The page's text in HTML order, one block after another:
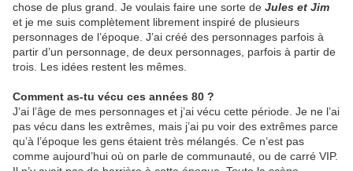
chose de plus grand. Je voulais faire une sorte de Jules et Jim
et je me suis complètement librement inspiré de plusieurs
personnages de l’époque. J’ai créé des personnages parfois à
partir d’un personnage, de deux personnages, parfois à partir de
trois. Les idées restent les mêmes.
Comment as-tu vécu ces années 80 ?
J’ai l’âge de mes personnages et j’ai vécu cette période. Je ne l’ai
pas vécu dans les extrêmes, mais j’ai pu voir des extrêmes parce
qu’à l’époque les gens étaient très mélangés. Ce n’est pas
comme aujourd’hui où on parle de communauté, ou de carré VIP.